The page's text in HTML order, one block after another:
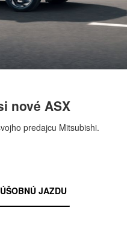
nové ASX
predajcu Mitsubishi.
JAZDU